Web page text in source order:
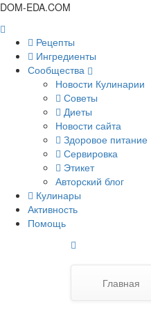
DOM-EDA.COM
Рецепты
Ингредиенты
Сообщества
Новости Кулинарии
Советы
Диеты
Новости сайта
Здоровое питание
Сервировка
Этикет
Авторский блог
Кулинары
Активность
Помощь
Главная